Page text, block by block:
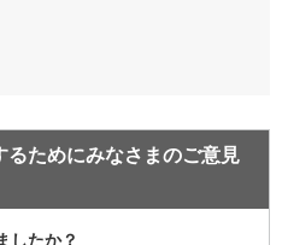
るためにみなさまのご意見
したか？